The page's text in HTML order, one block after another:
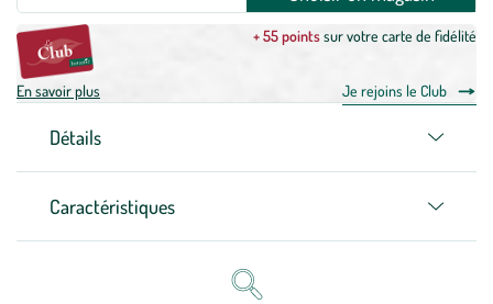
+ 55 pointssur votre carte de fidélité
En savoir plus Je rejoins le Club
Détails
Caractéristiques